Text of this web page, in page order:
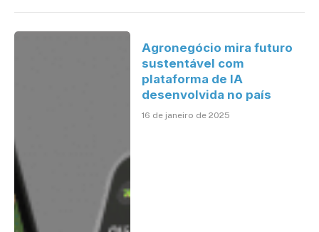
Agronegócio mira futuro
sustentável com
plataforma de IA
desenvolvida no país
16 de janeiro de 2025